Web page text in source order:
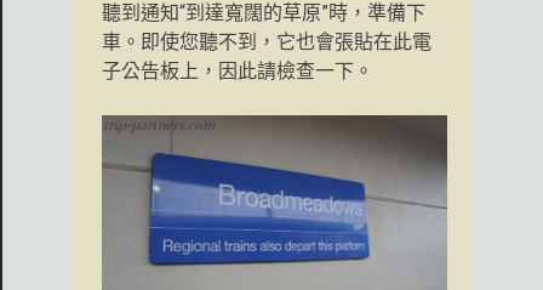
聽到通知“到達寬闊的草原”時，準備下
車。即使您聽不到，它也會張貼在此電
子公告板上，因此請檢查一下。